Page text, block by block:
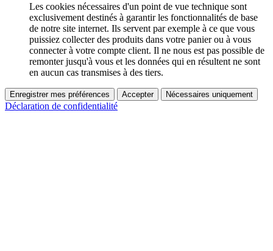
Les cookies nécessaires d'un point de vue technique sont
exclusivement destinés à garantir les fonctionnalités de base
de notre site internet. Ils servent par exemple à ce que vous
puissiez collecter des produits dans votre panier ou à vous
connecter à votre compte client. Il ne nous est pas possible de
remonter jusqu'à vous et les données qui en résultent ne sont
en aucun cas transmises à des tiers.
Enregistrer mes préférences Accepter Nécessaires uniquement
Déclaration de confidentialité